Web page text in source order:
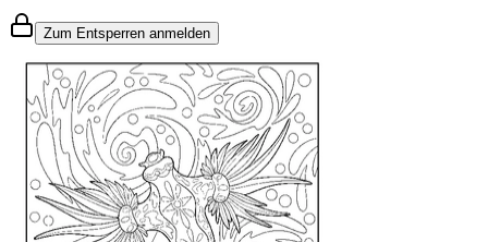
Zum Entsperren anmelden